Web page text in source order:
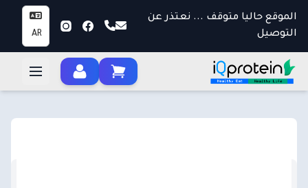
الموقع حاليا متوقف ... نعتذر عن
التوصيل
AR